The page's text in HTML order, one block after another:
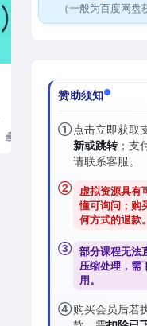
（一般为百度网盘
赞助须知
①点击立即获取
新或跳转；支
请联系客服。
②
虚拟资源具有
懂可询问；购
何方式的退款。
③ 部分课程无法
压缩处理，需
用。
④购买会员后若